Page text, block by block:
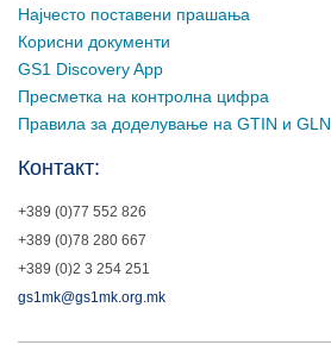
Најчесто поставени прашања
Корисни документи
GS1 Discovery App
Пресметка на контролна цифра
Правила за доделување на GTIN и GLN
Контакт:
+389 (0)77 552 826
+389 (0)78 280 667
+389 (0)2 3 254 251
gs1mk@gs1mk.org.mk